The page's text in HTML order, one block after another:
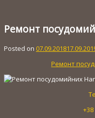
Ремонт
Posted on 07.09.2018
Ремонт
+38